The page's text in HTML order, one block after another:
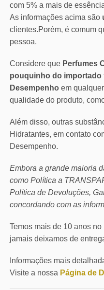
com 5% a mais de
As informações acima são
clientes.Porém, é comum
pessoa.
Considere que Perfumes
pouquinho do importado
Desempenho em
qualidade do produto,
Além disso, outras
Hidratantes, em contato
Desempenho.
Embora a grande maioria
como Política a
Política de Devoluções,
concordando com as
Temos mais de 10 anos
jamais deixamos de
Informações mais
Visite a nossa Página de